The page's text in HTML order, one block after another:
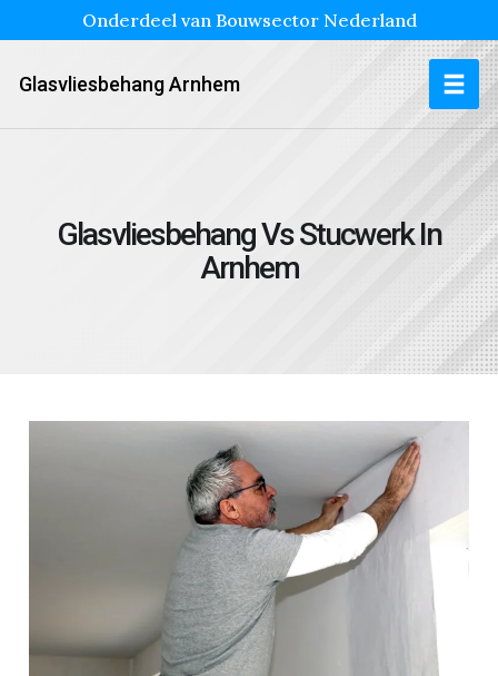
Onderdeel van Bouwsector Nederland
Glasvliesbehang Arnhem
Glasvliesbehang Vs Stucwerk In
Arnhem